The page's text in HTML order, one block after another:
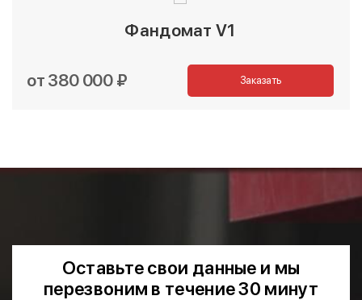
Фандомат V1
от 380 000 ₽ Заказать
Оставьте свои данные и мы
перезвоним в течение 30 минут